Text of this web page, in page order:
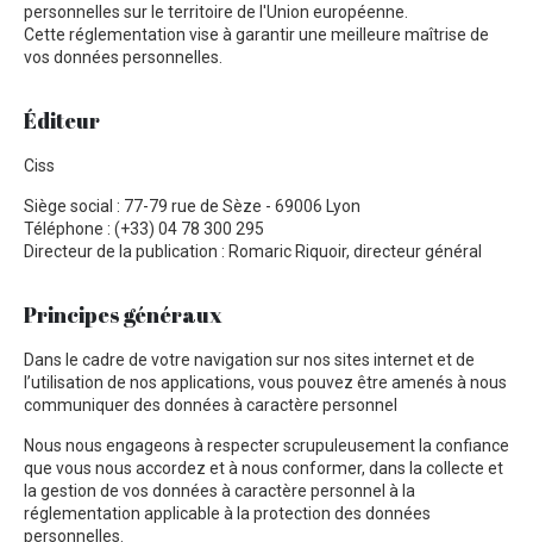
personnelles sur le territoire de l'Union européenne.
Cette réglementation vise à garantir une meilleure maîtrise de
vos données personnelles.
Éditeur
Ciss
Siège social : 77-79 rue de Sèze - 69006 Lyon
Téléphone : (+33) 04 78 300 295
Directeur de la publication : Romaric Riquoir, directeur général
Principes généraux
Dans le cadre de votre navigation sur nos sites internet et de
l’utilisation de nos applications, vous pouvez être amenés à nous
communiquer des données à caractère personnel
Nous nous engageons à respecter scrupuleusement la confiance
que vous nous accordez et à nous conformer, dans la collecte et
la gestion de vos données à caractère personnel à la
réglementation applicable à la protection des données
personnelles.